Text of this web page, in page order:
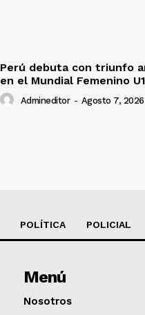
Perú debuta con triunfo
en el Mundial Femenino
Admineditor - Agosto 7, 2026
POLÍTICA POLICIAL
Menú
Nosotros